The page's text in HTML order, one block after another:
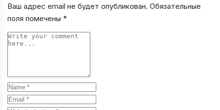
Ваш адрес email не будет опубликован. Обязательные
поля помечены *
Comment
Name
Email